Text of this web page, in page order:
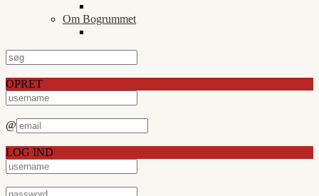
Om Bogrummet
OPRET
@
LOG IND